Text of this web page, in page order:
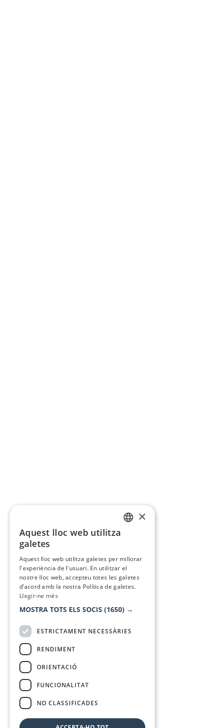
×
Aquest lloc web utilitza
galetes
Aquest lloc web utilitza galetes per millorar
l'experiència de l'usuari. En utilitzar el
nostre lloc web, accepteu totes les galetes
d’acord amb la nostra Política de galetes.
Llegir-ne més
MOSTRA TOTS ELS SOCIS (1650) →
ESTRICTAMENT NECESSÀRIES
RENDIMENT
ORIENTACIÓ
FUNCIONALITAT
NO CLASSIFICADES